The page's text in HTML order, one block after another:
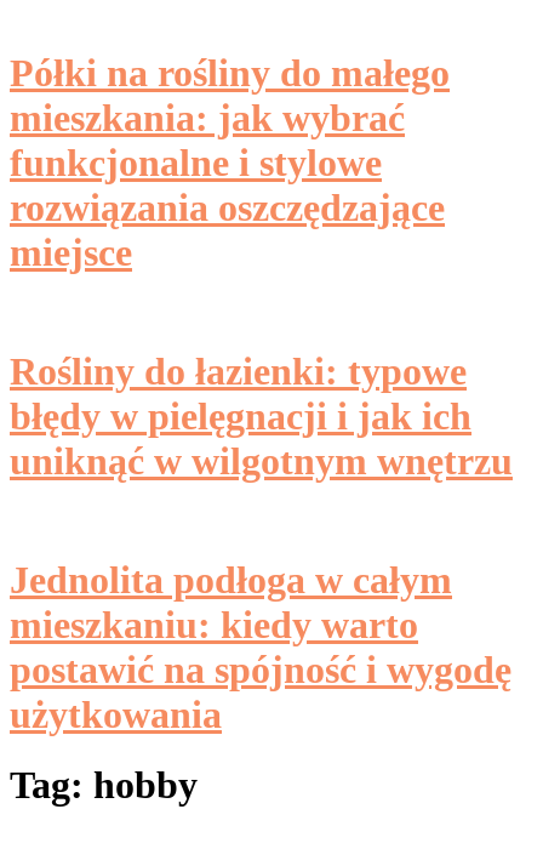
Półki na rośliny do małego
mieszkania: jak wybrać
funkcjonalne i stylowe
rozwiązania oszczędzające
miejsce
Rośliny do łazienki: typowe
błędy w pielęgnacji i jak ich
uniknąć w wilgotnym wnętrzu
Jednolita podłoga w całym
mieszkaniu: kiedy warto
postawić na spójność i wygodę
użytkowania
Tag: hobby